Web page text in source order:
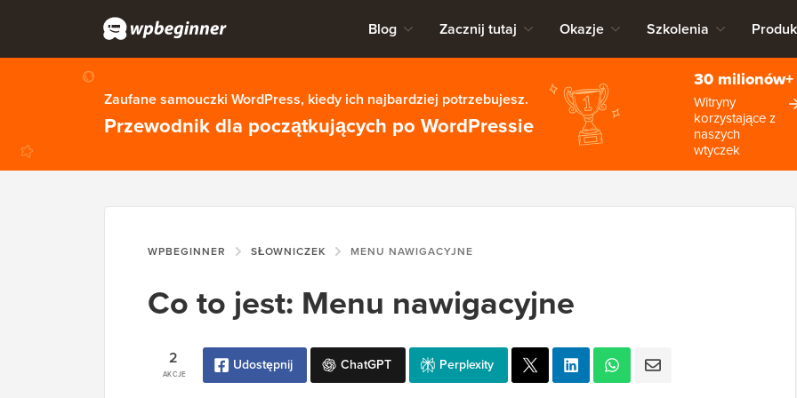
Blog Zacznij tutaj Okazje Szkolenia
Zaufane samouczki WordPress, kiedy ich najbardziej potrzebujesz.
Przewodnik dla początkujących po WordPressie
30 milionów+
Witryny
korzystające z
naszych
wtyczek
WPBEGINNER SŁOWNICZEK MENU NAWIGACYJNE
Co to jest: Menu nawigacyjne
AKCJE
2 Udostępnij ChatGPT Perplexity